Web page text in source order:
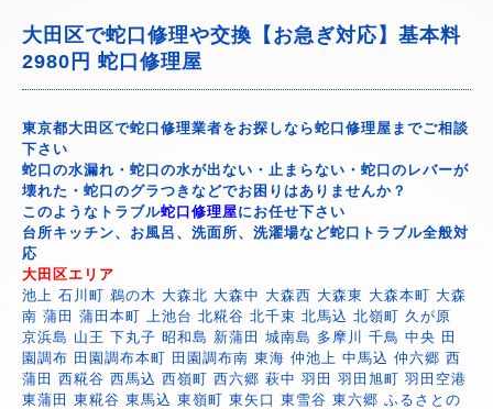
大田区で蛇口修理や交換【お急ぎ対応】基本料
2980円 蛇口修理屋
東京都大田区で蛇口修理業者をお探しなら蛇口修理屋までご相談
下さい
蛇口の水漏れ・蛇口の水が出ない・止まらない・蛇口のレバーが
壊れた・蛇口のグラつきなどでお困りはありませんか？
このようなトラブル蛇口修理屋にお任せ下さい
台所キッチン、お風呂、洗面所、洗濯場など蛇口トラブル全般対
応
大田区エリア
池上 石川町 鵜の木 大森北 大森中 大森西 大森東 大森本町 大森
南 蒲田 蒲田本町 上池台 北糀谷 北千束 北馬込 北嶺町 久が原
京浜島 山王 下丸子 昭和島 新蒲田 城南島 多摩川 千鳥 中央 田
園調布 田園調布本町 田園調布南 東海 仲池上 中馬込 仲六郷 西
蒲田 西糀谷 西馬込 西嶺町 西六郷 萩中 羽田 羽田旭町 羽田空港
東蒲田 東糀谷 東馬込 東嶺町 東矢口 東雪谷 東六郷 ふるさとの